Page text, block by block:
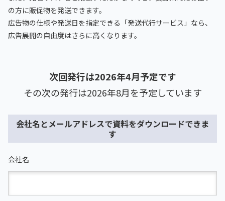
の方に販促物を発送できます。
広告物の仕様や発送日を指定できる「発送代行サービス」なら、
広告展開の自由度はさらに高くなります。
次回発行は2026年4月予定です
その次の発行は2026年8月を予定しています
会社名とメールアドレスで資料をダウンロードできま
す
会社名